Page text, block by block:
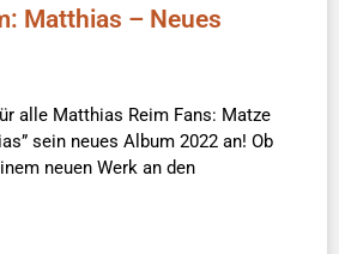
Matthias – Neues
alle Matthias Reim Fans: Matze
sein neues Album 2022 an! Ob
neuen Werk an den